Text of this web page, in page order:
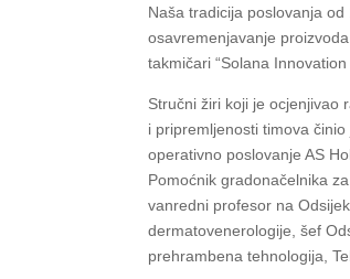
Naša tradicija poslovanja
osavremenjavanje
takmičari “Solana
Stručni žiri koji je ocjenjivao
i pripremljenosti timova činio
operativno poslovanje AS
Pomoćnik gradonačelnika
vanredni profesor na
dermatovenerologije, šef
prehrambena tehnologija,